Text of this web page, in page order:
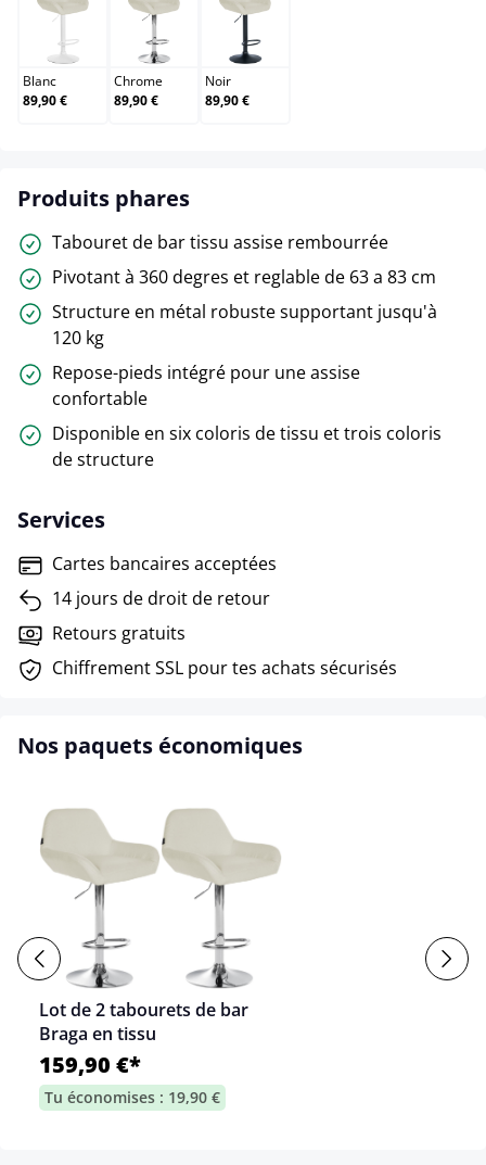
Blanc
Blanc
89,90 €
Chrome
Chrome
89,90 €
Noir
Noir
89,90 €
Produits phares
Tabouret de bar tissu assise rembourrée
Pivotant à 360 degres et reglable de 63 a 83 cm
Structure en métal robuste supportant jusqu'à
120 kg
Repose-pieds intégré pour une assise
confortable
Disponible en six coloris de tissu et trois coloris
de structure
Services
Cartes bancaires acceptées
14 jours de droit de retour
Retours gratuits
Chiffrement SSL pour tes achats sécurisés
Nos paquets économiques
Lot de 2 tabourets de bar
Braga en tissu
159,90 €*
Tu économises : 19,90 €